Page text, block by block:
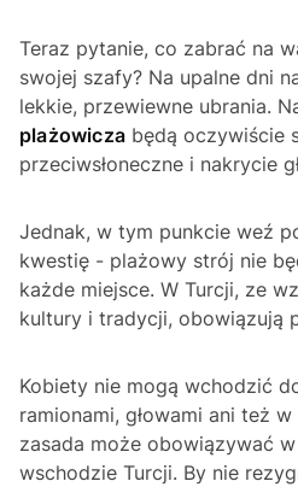
Teraz pytanie, co zabrać na
swojej szafy? Na upalne dni
lekkie, przewiewne ubrania.
plażowicza będą oczywiście
przeciwsłoneczne i nakrycie
Jednak, w tym punkcie weź
kwestię - plażowy strój nie
każde miejsce. W Turcji, ze
kultury i tradycji, obowiązują
Kobiety nie mogą wchodzić
ramionami, głowami ani też
zasada może obowiązywać
wschodzie Turcji. By nie